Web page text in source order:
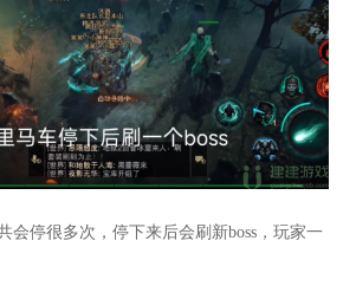
会停很多次，停下来后会刷新boss，玩家一